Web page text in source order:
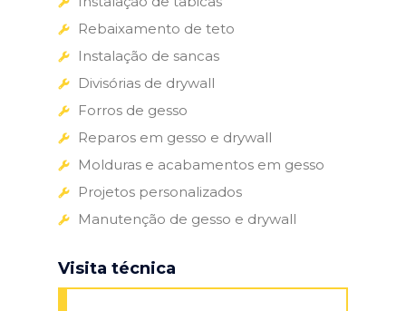
Rebaixamento de teto
Instalação de sancas
Divisórias de drywall
Forros de gesso
Reparos em gesso e drywall
Molduras e acabamentos em gesso
Projetos personalizados
Manutenção de gesso e drywall
Visita técnica